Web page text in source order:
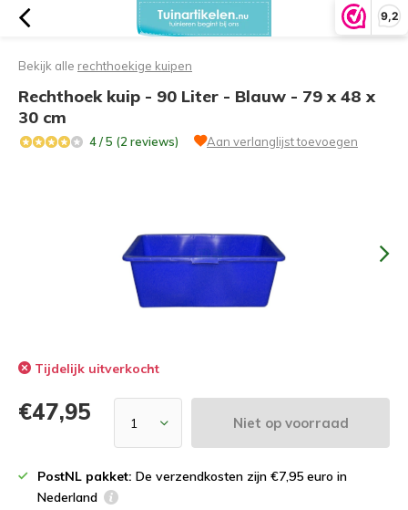
9,2
Bekijk alle rechthoekige kuipen
Rechthoek kuip - 90 Liter - Blauw - 79 x 48 x
30 cm
4 / 5 (2 reviews) Aan verlanglijst toevoegen
Tijdelijk uitverkocht
€47,95 Niet op voorraad
PostNL pakket: De verzendkosten zijn €7,95 euro in
Nederland